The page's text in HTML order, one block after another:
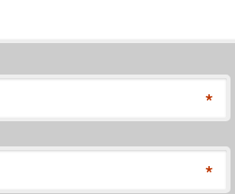
*
*